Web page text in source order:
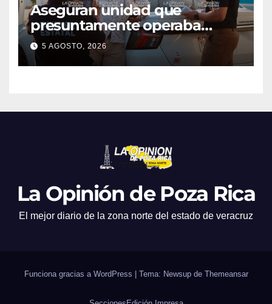
Aseguran unidad que
presuntamente operaba
mediante aplicación digital en
operativo de Transporte
Público
5 AGOSTO, 2026
La Opinión de Poza Rica
El mejor diario de la zona norte del estado de veracruz
Funciona gracias a WordPress | Tema: Newsup de Themeansar